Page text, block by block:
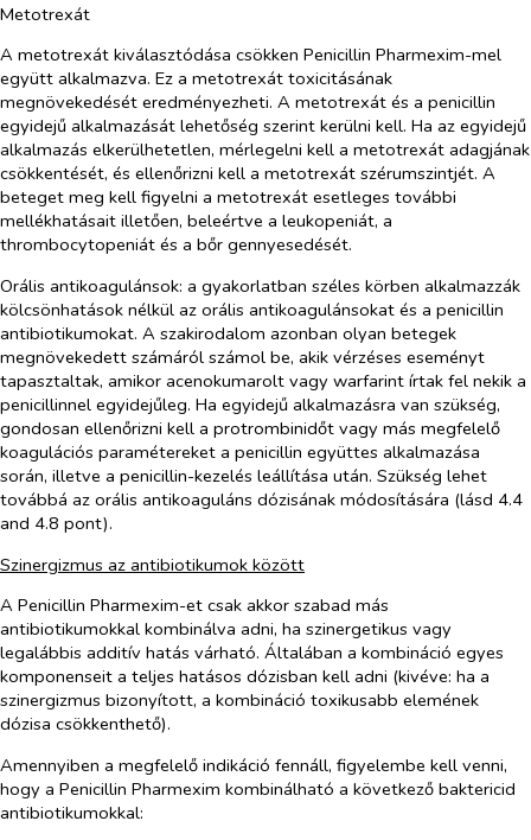
Metotrexát
A metotrexát kiválasztódása csökken Penicillin Pharmexim-mel
együtt alkalmazva. Ez a metotrexát toxicitásának
megnövekedését eredményezheti. A metotrexát és a penicillin
egyidejű alkalmazását lehetőség szerint kerülni kell. Ha az egyidejű
alkalmazás elkerülhetetlen, mérlegelni kell a metotrexát adagjának
csökkentését, és ellenőrizni kell a metotrexát szérumszintjét. A
beteget meg kell figyelni a metotrexát esetleges további
mellékhatásait illetően, beleértve a leukopeniát, a
thrombocytopeniát és a bőr gennyesedését.
Orális antikoagulánsok: a gyakorlatban széles körben alkalmazzák
kölcsönhatások nélkül az orális antikoagulánsokat és a penicillin
antibiotikumokat. A szakirodalom azonban olyan betegek
megnövekedett számáról számol be, akik vérzéses eseményt
tapasztaltak, amikor acenokumarolt vagy warfarint írtak fel nekik a
penicillinnel egyidejűleg. Ha egyidejű alkalmazásra van szükség,
gondosan ellenőrizni kell a protrombinidőt vagy más megfelelő
koagulációs paramétereket a penicillin együttes alkalmazása
során, illetve a penicillin-kezelés leállítása után. Szükség lehet
továbbá az orális antikoaguláns dózisának módosítására (lásd 4.4
and 4.8 pont).
Szinergizmus az antibiotikumok között
A Penicillin Pharmexim-et csak akkor szabad más
antibiotikumokkal kombinálva adni, ha szinergetikus vagy
legalábbis additív hatás várható. Általában a kombináció egyes
komponenseit a teljes hatásos dózisban kell adni (kivéve: ha a
szinergizmus bizonyított, a kombináció toxikusabb elemének
dózisa csökkenthető).
Amennyiben a megfelelő indikáció fennáll, figyelembe kell venni,
hogy a Penicillin Pharmexim kombinálható a következő baktericid
antibiotikumokkal: